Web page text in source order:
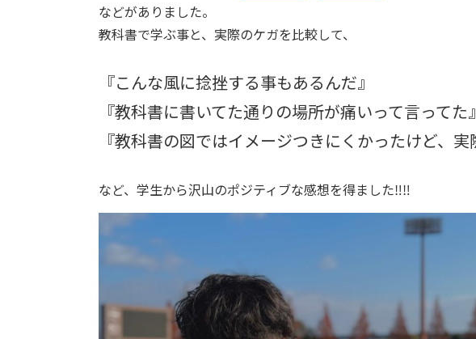
などがありました。
教科書で学ぶ事と、実際のケガを比較して、
『こんな風に捻挫する事もあるんだ』
『教科書に書いてた通りの場所が痛いって言ってた』
『教科書の図ではイメージつきにくかったけど、
など、学生から沢山のポジティブな感想を得ました‼‼